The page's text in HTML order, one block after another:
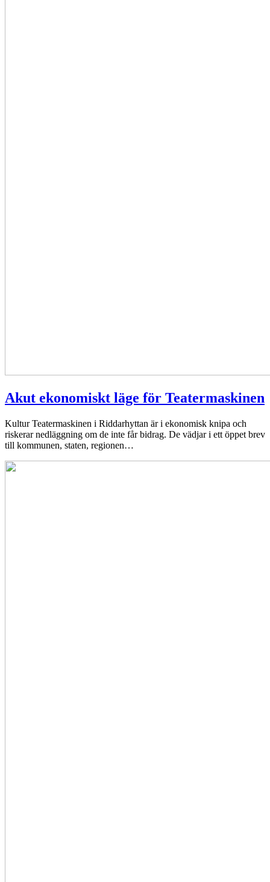
Akut ekonomiskt läge för Teatermaskinen
Kultur Teatermaskinen i Riddarhyttan är i ekonomisk knipa och
riskerar nedläggning om de inte får bidrag. De vädjar i ett öppet brev
till kommunen, staten, regionen…